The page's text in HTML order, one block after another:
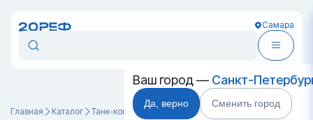
Самара
Ваш город — Санкт-
Да, верно Сменить город
Главная Каталог Танк-контейнеры Танк-контейнер Т11